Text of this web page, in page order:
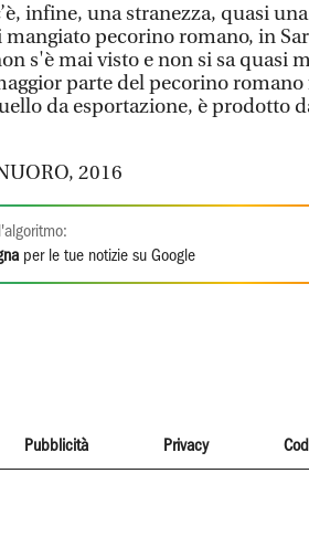
infine, una stranezza, quasi
pecorino romano, in
s'è mai visto e non si sa quasi
parte del pecorino
da esportazione, è prodotto
2016
per le tue notizie su Google
Pubblicità Privacy